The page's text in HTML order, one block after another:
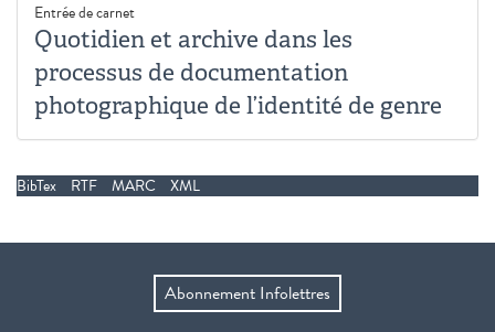
Entrée de carnet
Quotidien et archive dans les
processus de documentation
photographique de l’identité de genre
BibTex RTF MARC XML
Abonnement Infolettres